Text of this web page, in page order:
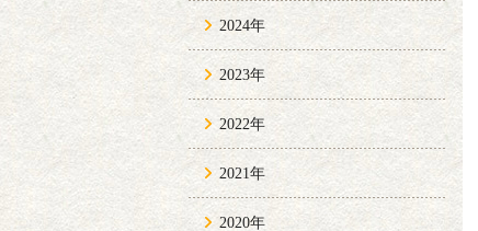
2024年
2023年
2022年
2021年
2020年